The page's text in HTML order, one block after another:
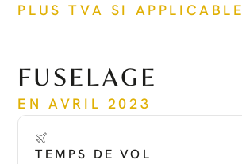
PLUS TVA SI APPLICABLE
FUSELAGE
EN AVRIL 2023
TEMPS DE VOL